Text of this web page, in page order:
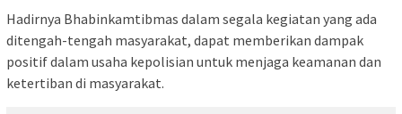
Hadirnya Bhabinkamtibmas dalam segala kegiatan yang ada
ditengah-tengah masyarakat, dapat memberikan dampak
positif dalam usaha kepolisian untuk menjaga keamanan dan
ketertiban di masyarakat.